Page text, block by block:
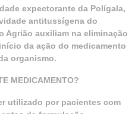
expectorante da Polígala,
antitussígena do
Agrião auxiliam na eliminação
da ação do medicamento
organismo.
MEDICAMENTO?
utilizado por pacientes com